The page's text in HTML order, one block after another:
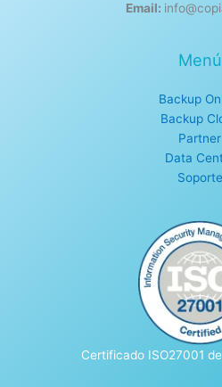
Email:
Menú
Backup
Backup
Partner
Data
Soporte
Certificado ISO27001